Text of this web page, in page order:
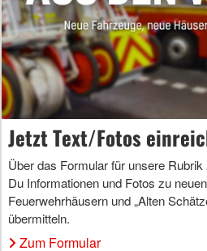
Jetzt Text/Fotos
Über das Formular für unsere Rubrik
Du Informationen und Fotos zu
Feuerwehrhäusern und „Alten
übermitteln.
Zum Formular